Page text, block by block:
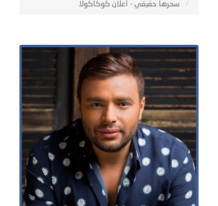
سحرها حقيقي - اعلان كوكاكولا